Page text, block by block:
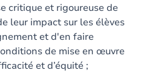
critique et rigoureuse de
leur impact sur les élèves
et d'en faire
de mise en œuvre
et d’équité ;